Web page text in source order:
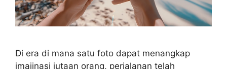
Di era di mana satu foto dapat menangkap
imajinasi jutaan orang, perjalanan telah